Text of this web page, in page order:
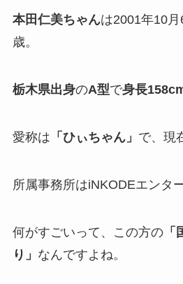
本田仁美ちゃんは2001年10
歳。
栃木県出身のA型で身長
愛称は 「ひぃちゃん」 で、現
所属事務所はiNKODEエンタ
何がすごいって、この方の「
り」 なんですよね。